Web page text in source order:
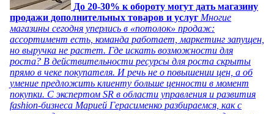
До 20-30% к обороту могут дать магазину
продажи дополнительных товаров и услуг Многие
магазины сегодня уперлись в «потолок» продаж:
ассортимент есть, команда работает, маркетинг запущен,
но выручка не растет. Где искать возможности для
роста? В действительности ресурсы для роста скрыты
прямо в чеке покупателя. И речь не о повышении цен, а об
умение предложить клиенту больше ценности в момент
покупки. С экспертом SR в области управления и развития
fashion-бизнеса Марией Герасименко разбираемся, как с